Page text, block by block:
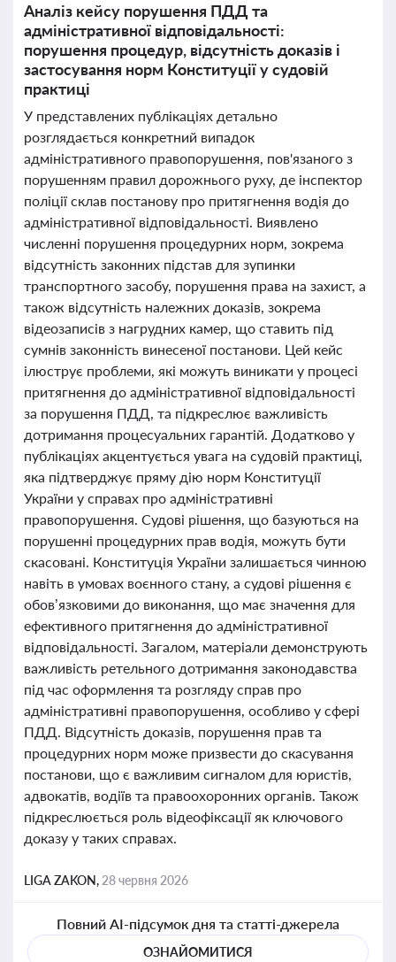
Аналіз кейсу порушення ПДД та
адміністративної відповідальності:
порушення процедур, відсутність доказів і
застосування норм Конституції у судовій
практиці
У представлених публікаціях детально
розглядається конкретний випадок
адміністративного правопорушення, пов'язаного з
порушенням правил дорожнього руху, де інспектор
поліції склав постанову про притягнення водія до
адміністративної відповідальності. Виявлено
численні порушення процедурних норм, зокрема
відсутність законних підстав для зупинки
транспортного засобу, порушення права на захист, а
також відсутність належних доказів, зокрема
відеозаписів з нагрудних камер, що ставить під
сумнів законність винесеної постанови. Цей кейс
ілюструє проблеми, які можуть виникати у процесі
притягнення до адміністративної відповідальності
за порушення ПДД, та підкреслює важливість
дотримання процесуальних гарантій. Додатково у
публікаціях акцентується увага на судовій практиці,
яка підтверджує пряму дію норм Конституції
України у справах про адміністративні
правопорушення. Судові рішення, що базуються на
порушенні процедурних прав водія, можуть бути
скасовані. Конституція України залишається чинною
навіть в умовах воєнного стану, а судові рішення є
обов’язковими до виконання, що має значення для
ефективного притягнення до адміністративної
відповідальності. Загалом, матеріали демонструють
важливість ретельного дотримання законодавства
під час оформлення та розгляду справ про
адміністративні правопорушення, особливо у сфері
ПДД. Відсутність доказів, порушення прав та
процедурних норм може призвести до скасування
постанови, що є важливим сигналом для юристів,
адвокатів, водіїв та правоохоронних органів. Також
підкреслюється роль відеофіксації як ключового
доказу у таких справах.
LIGA ZAKON, 28 червня 2026
Повний AI-підсумок дня та статті-джерела
ОЗНАЙОМИТИСЯ